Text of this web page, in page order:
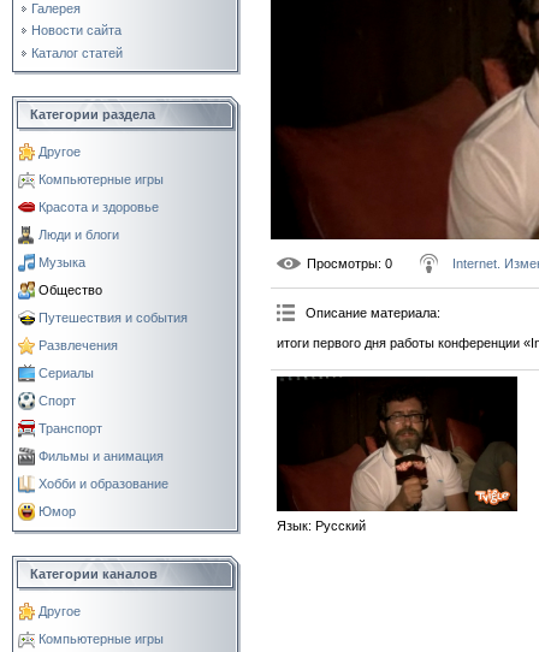
Галерея
Новости сайта
Каталог статей
Категории раздела
Другое
Компьютерные игры
Красота и здоровье
Люди и блоги
Музыка
Общество
Путешествия и события
Развлечения
Сериалы
Спорт
Транспорт
Фильмы и анимация
Хобби и образование
Юмор
Категории каналов
Другое
Компьютерные игры
Просмотры: 0 Internet.
Описание материала:
итоги первого дня работы конференции
Язык: Русский